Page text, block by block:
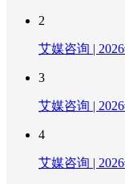
2
艾媒咨询 |
3
艾媒咨询 |
4
艾媒咨询 |